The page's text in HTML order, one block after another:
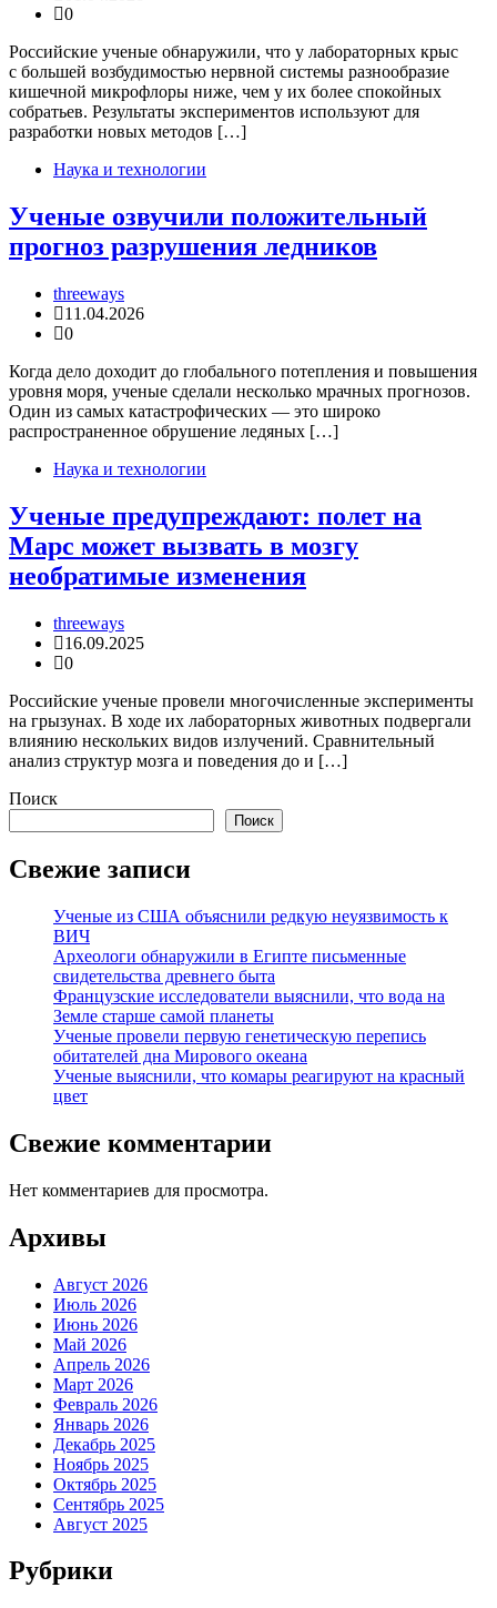
0
Российские ученые обнаружили, что у лабораторных крыс
с большей возбудимостью нервной системы разнообразие
кишечной микрофлоры ниже, чем у их более спокойных
собратьев. Результаты экспериментов используют для
разработки новых методов […]
Наука и технологии
Ученые озвучили положительный
прогноз разрушения ледников
threeways
11.04.2026
0
Когда дело доходит до глобального потепления и повышения
уровня моря, ученые сделали несколько мрачных прогнозов.
Один из самых катастрофических — это широко
распространенное обрушение ледяных […]
Наука и технологии
Ученые предупреждают: полет на
Марс может вызвать в мозгу
необратимые изменения
threeways
16.09.2025
0
Российские ученые провели многочисленные эксперименты
на грызунах. В ходе их лабораторных животных подвергали
влиянию нескольких видов излучений. Сравнительный
анализ структур мозга и поведения до и […]
Поиск
Поиск
Свежие записи
Ученые из США объяснили редкую неуязвимость к
ВИЧ
Археологи обнаружили в Египте письменные
свидетельства древнего быта
Французские исследователи выяснили, что вода на
Земле старше самой планеты
Ученые провели первую генетическую перепись
обитателей дна Мирового океана
Ученые выяснили, что комары реагируют на красный
цвет
Свежие комментарии
Нет комментариев для просмотра.
Архивы
Август 2026
Июль 2026
Июнь 2026
Май 2026
Апрель 2026
Март 2026
Февраль 2026
Январь 2026
Декабрь 2025
Ноябрь 2025
Октябрь 2025
Сентябрь 2025
Август 2025
Рубрики